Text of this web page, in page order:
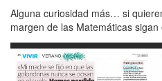
Alguna curiosidad más… si
margen de las Matemáticas